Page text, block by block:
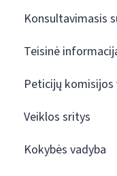
Konsultavimasis
Teisinė
Peticijų komisijos
Veiklos sritys
Kokybės vadyba